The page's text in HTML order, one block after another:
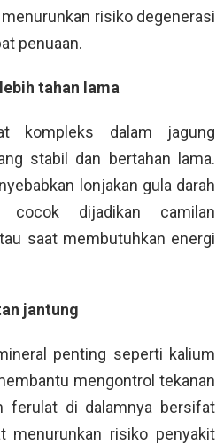
risiko degenerasi
penuaan.
tahan lama
kompleks dalam jagung
stabil dan bertahan lama.
lonjakan gula darah
cocok dijadikan camilan
saat membutuhkan energi
jantung
penting seperti kalium
mengontrol tekanan
ferulat di dalamnya bersifat
menurunkan risiko penyakit